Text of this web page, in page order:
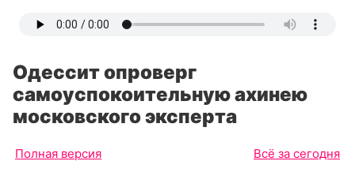
Одессит опроверг
самоуспокоительную ахинею
московского эксперта
Полная версия Всё за сегодня